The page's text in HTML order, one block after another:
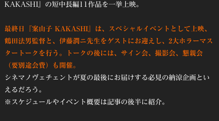
KAKASHI』の短中長編11作品を一挙上映。
最終日『案山子 KAKASHI』は、スペシャルイベントとして上映、
鶴田法男監督と、伊藤潤ニ先生をゲストにお迎えし、2大ホラーマス
タートークを行う。トークの後には、サイン会、撮影会、懇親会
（要別途会費）も開催。
シネマノヴェチェントが夏の最後にお届けする必見の納涼企画とい
えるだろう。
※スケジュールやイベント概要は記事の後半に紹介。